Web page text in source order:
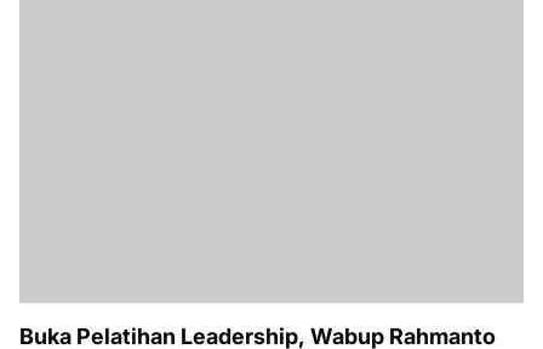
Buka Pelatihan Leadership, Wabup Rahmanto